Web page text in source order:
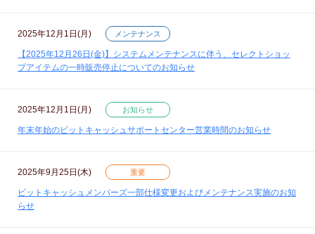
2025年12月1日(月) メンテナンス
【2025年12月26日(金)】システムメンテナンスに伴う、セレクトショッ
プアイテムの一時販売停止についてのお知らせ
2025年12月1日(月) お知らせ
年末年始のビットキャッシュサポートセンター営業時間のお知らせ
2025年9月25日(木) 重要
ビットキャッシュメンバーズ一部仕様変更およびメンテナンス実施のお知
らせ